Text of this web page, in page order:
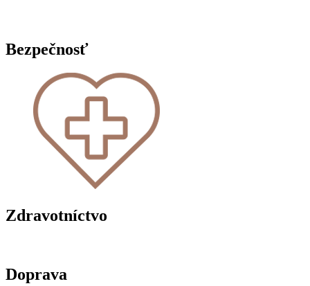
Bezpečnosť
Zdravotníctvo
Doprava